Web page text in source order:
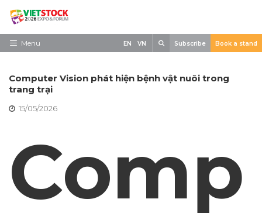
Skip
contentMenu
Về triển lãm
Trưng Bày
Tin tức
Liên Hệ
EN VN Subscribe Book a stand
Computer Vision phát hiện bệnh vật nuôi trong
trang trại
15/05/2026
Comp